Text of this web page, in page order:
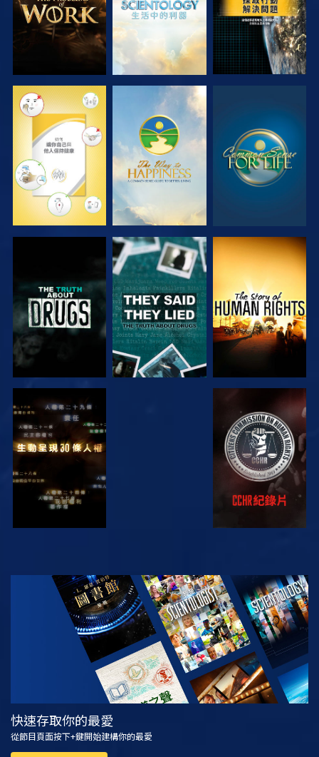
觀看 觀看 觀看
觀看 觀看
觀看 觀看
觀看 探索系列節目
快速存取你的最愛
從節目頁面按下+鍵開始建構你的最愛